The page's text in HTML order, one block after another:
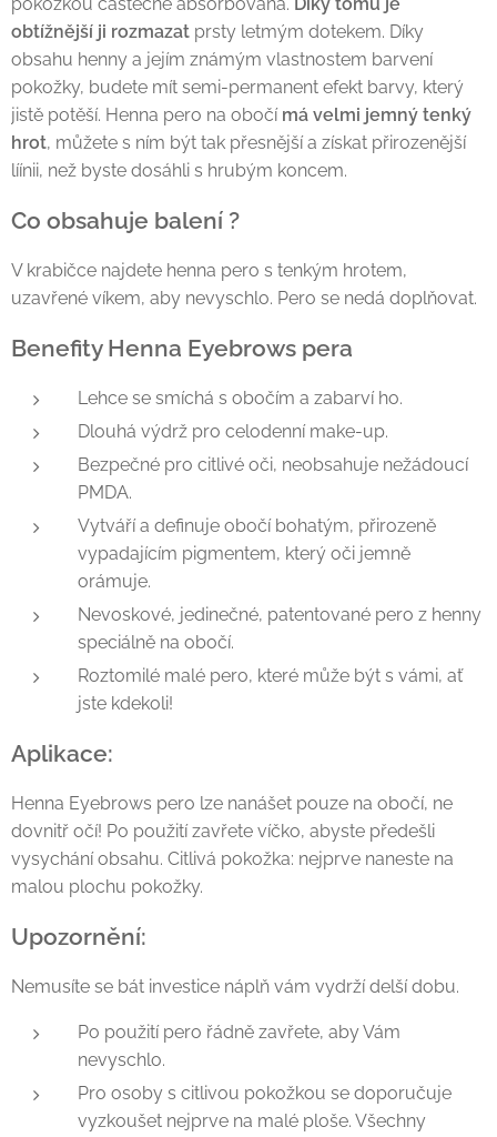
pokožkou částečně absorbována. Díky tomu je
obtížnější ji rozmazat prsty letmým dotekem. Díky
obsahu henny a jejím známým vlastnostem barvení
pokožky, budete mít semi-permanent efekt barvy, který
jistě potěší. Henna pero na obočí má velmi jemný tenký
hrot, můžete s ním být tak přesnější a získat přirozenější
líínii, než byste dosáhli s hrubým koncem.
Co obsahuje balení ?
V krabičce najdete henna pero s tenkým hrotem,
uzavřené víkem, aby nevyschlo. Pero se nedá doplňovat.
Benefity Henna Eyebrows pera
Lehce se smíchá s obočím a zabarví ho.
Dlouhá výdrž pro celodenní make-up.
Bezpečné pro citlivé oči, neobsahuje nežádoucí
PMDA.
Vytváří a definuje obočí bohatým, přirozeně
vypadajícím pigmentem, který oči jemně
orámuje.
Nevoskové, jedinečné, patentované pero z henny
speciálně na obočí.
Roztomilé malé pero, které může být s vámi, ať
jste kdekoli!
Aplikace:
Henna Eyebrows pero lze nanášet pouze na obočí, ne
dovnitř očí! Po použití zavřete víčko, abyste předešli
vysychání obsahu. Citlivá pokožka: nejprve naneste na
malou plochu pokožky.
Upozornění:
Nemusíte se bát investice náplň vám vydrží delší dobu.
Po použití pero řádně zavřete, aby Vám
nevyschlo.
Pro osoby s citlivou pokožkou se doporučuje
vyzkoušet nejprve na malé ploše. Všechny